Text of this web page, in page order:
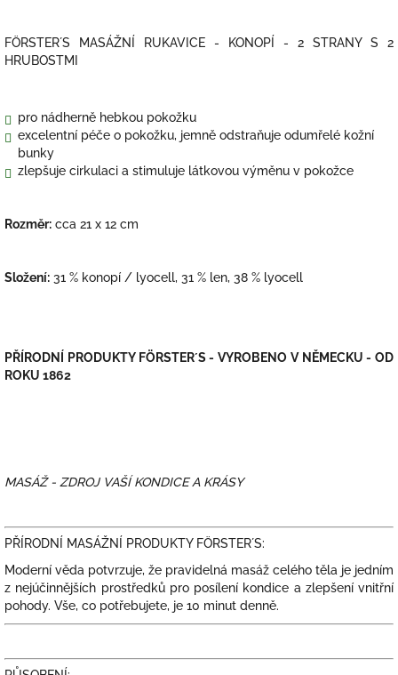
FÖRSTER´S MASÁŽNÍ RUKAVICE - KONOPÍ - 2 STRANY S 2
HRUBOSTMI
pro nádherně hebkou pokožku
excelentní péče o pokožku, jemně odstraňuje odumřelé kožní
bunky
zlepšuje cirkulaci a stimuluje látkovou výměnu v pokožce
Rozměr: cca 21 x 12 cm
Složení: 31 % konopí / lyocell, 31 % len, 38 % lyocell
PŘÍRODNÍ PRODUKTY FÖRSTER´S - VYROBENO V NĚMECKU - OD
ROKU 1862
MASÁŽ - ZDROJ VAŠÍ KONDICE A KRÁSY
PŘÍRODNÍ MASÁŽNÍ PRODUKTY FÖRSTER´S:
Moderní věda potvrzuje, že pravidelná masáž celého těla je jedním
z nejúčinnějších prostředků pro posílení kondice a zlepšení vnitřní
pohody. Vše, co potřebujete, je 10 minut denně.